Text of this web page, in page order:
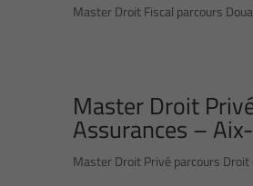
Master Droit Fiscal parcours
Master Droit
Assurances –
Master Droit Privé parcours